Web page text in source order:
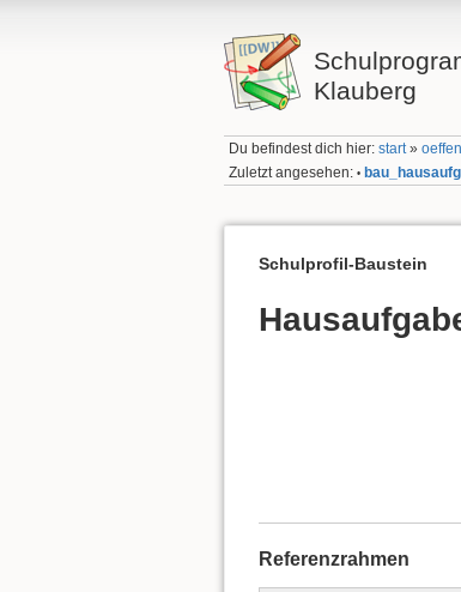
Klauberg
Du befindest dich hier:start»
Zuletzt angesehen: •
Schulprofil-Baustein
Referenzrahmen